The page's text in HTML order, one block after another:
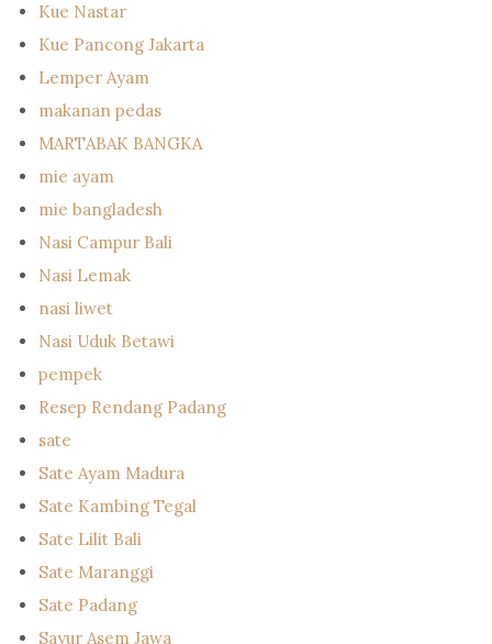
Kue Nastar
Kue Pancong Jakarta
Lemper Ayam
makanan pedas
MARTABAK BANGKA
mie ayam
mie bangladesh
Nasi Campur Bali
Nasi Lemak
nasi liwet
Nasi Uduk Betawi
pempek
Resep Rendang Padang
sate
Sate Ayam Madura
Sate Kambing Tegal
Sate Lilit Bali
Sate Maranggi
Sate Padang
Sayur Asem Jawa